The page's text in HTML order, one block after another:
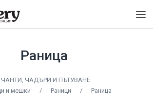
Раница
ЧАНТИ, ЧАДЪРИ И ПЪТУВАНЕ
и мешки / Раници / Раница